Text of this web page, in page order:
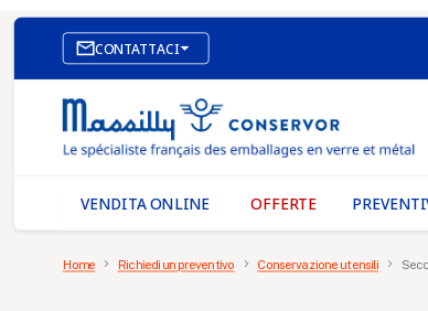
CONTATTACI
SITO WEB DI E-COMMERCE
I NOSTRI UFFICI
MASSILLY CONSERVOR
VENDITA ONLINE OFFERTE
Home Richiedi un preventivo Conservazione utensili